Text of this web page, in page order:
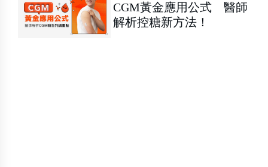
CGM黃金應用公式 醫師
解析控糖新方法！